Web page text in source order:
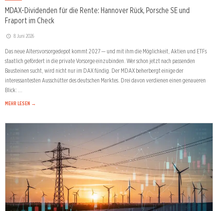
MDAX-Dividenden für die Rente: Hannover Rück, Porsche SE und
Fraport im Check
8. Juni 2026
Das neue Altersvorsorgedepot kommt 2027 — und mit ihm die Möglichkeit, Aktien und ETFs
staatlich gefördert in die private Vorsorge einzubinden. Wer schon jetzt nach passenden
Bausteinen sucht, wird nicht nur im DAX fündig. Der MDAX beherbergt einige der
interessantesten Ausschütter des deutschen Marktes. Drei davon verdienen einen genaueren
Blick: …
MEHR LESEN →